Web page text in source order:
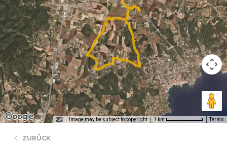
Image may be subject to copyright 1 km Terms
ZURÜCK